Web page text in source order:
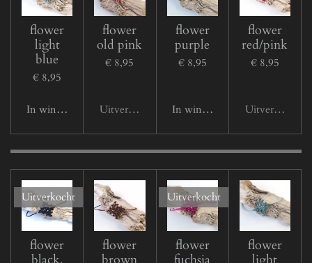
flower
light
blue
€ 8,95
In winkelwagen
flower
old pink
€ 8,95
Uitverkocht
flower
purple
€ 8,95
In winkelwagen
flower
red/pink
€ 8,95
Uitverkocht
Uitverkocht
flower
flower
Uitverkocht
flower
flower